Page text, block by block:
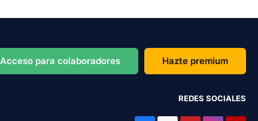
Acceso para colaboradores Hazte premium
REDES SOCIALES